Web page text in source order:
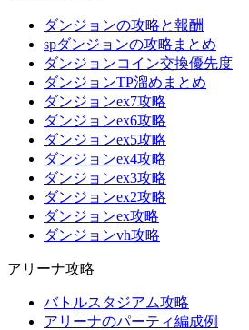
ダンジョンの攻略と報酬
spダンジョンの攻略まとめ
ダンジョンコイン交換優先度
ダンジョンTP溜めまとめ
ダンジョンex7攻略
ダンジョンex6攻略
ダンジョンex5攻略
ダンジョンex4攻略
ダンジョンex3攻略
ダンジョンex2攻略
ダンジョンex攻略
ダンジョンvh攻略
アリーナ攻略
バトルスタジアム攻略
アリーナのパーティ編成例